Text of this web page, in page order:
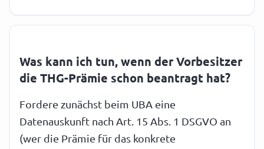
Was kann ich tun, wenn der Vorbesitzer
die THG-Prämie schon beantragt hat?
Fordere zunächst beim UBA eine
Datenauskunft nach Art. 15 Abs. 1 DSGVO an
(wer die Prämie für das konkrete